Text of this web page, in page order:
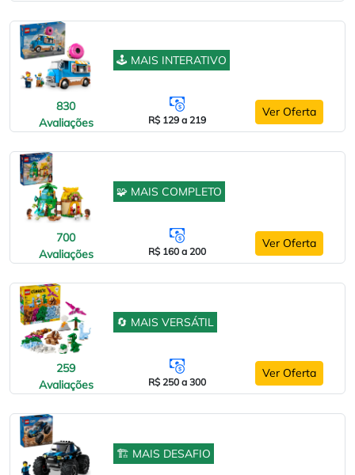
🕹️ MAIS INTERATIVO
830
Avaliações
R$ 129 a 219
Ver Oferta
🧩 MAIS COMPLETO
700
Avaliações
R$ 160 a 200
Ver Oferta
🔄 MAIS VERSÁTIL
259
Avaliações
R$ 250 a 300
Ver Oferta
🏗️ MAIS DESAFIO